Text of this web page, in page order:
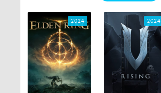
2024 2024